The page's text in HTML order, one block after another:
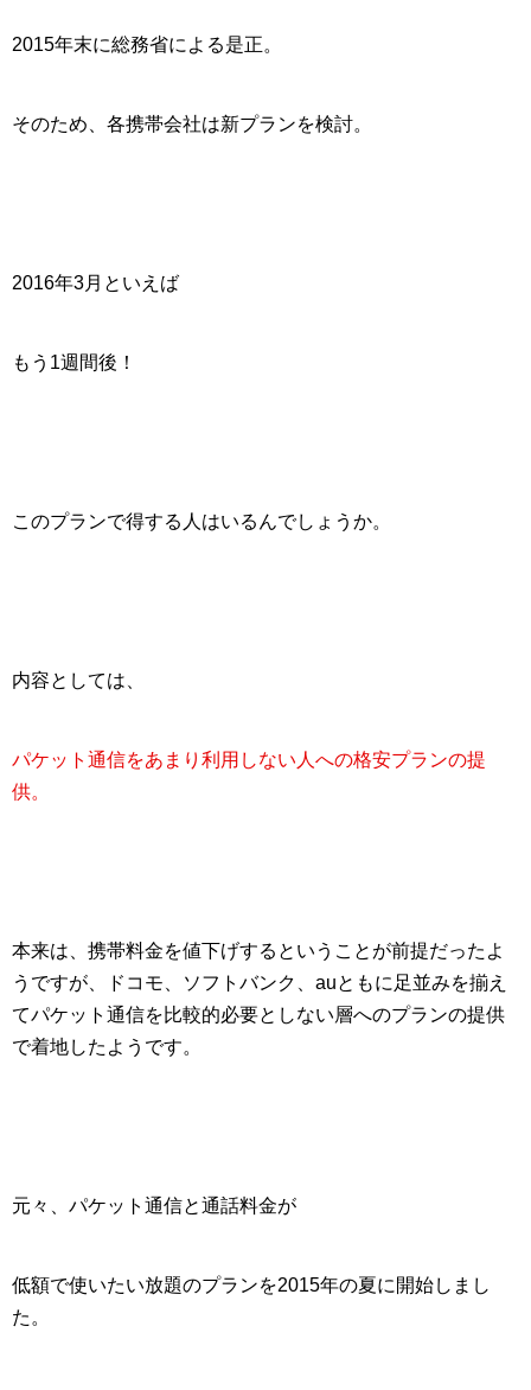
2015年末に総務省による是正。
そのため、各携帯会社は新プランを検討。
2016年3月 といえば
もう1週間後！
このプランで得する人はいるんでしょうか。
内容としては、
パケット通信をあまり利用しない人への格安プランの提
供。
本来は、携帯料金を値下げするということが前提だったよ
うですが、
ドコモ、ソフトバンク、auともに足並みを揃え
てパケット通信を比較的必要としない層へのプランの提供
で着地したようです。
元々、パケット通信と通話料金が
低額で使いたい放題のプランを2015年の夏に開始しまし
た。